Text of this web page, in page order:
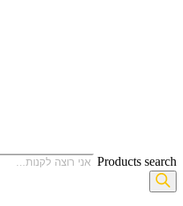
Products search